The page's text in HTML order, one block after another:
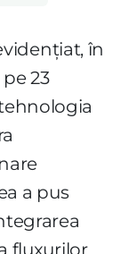
în
23
a pus
fluxurilor